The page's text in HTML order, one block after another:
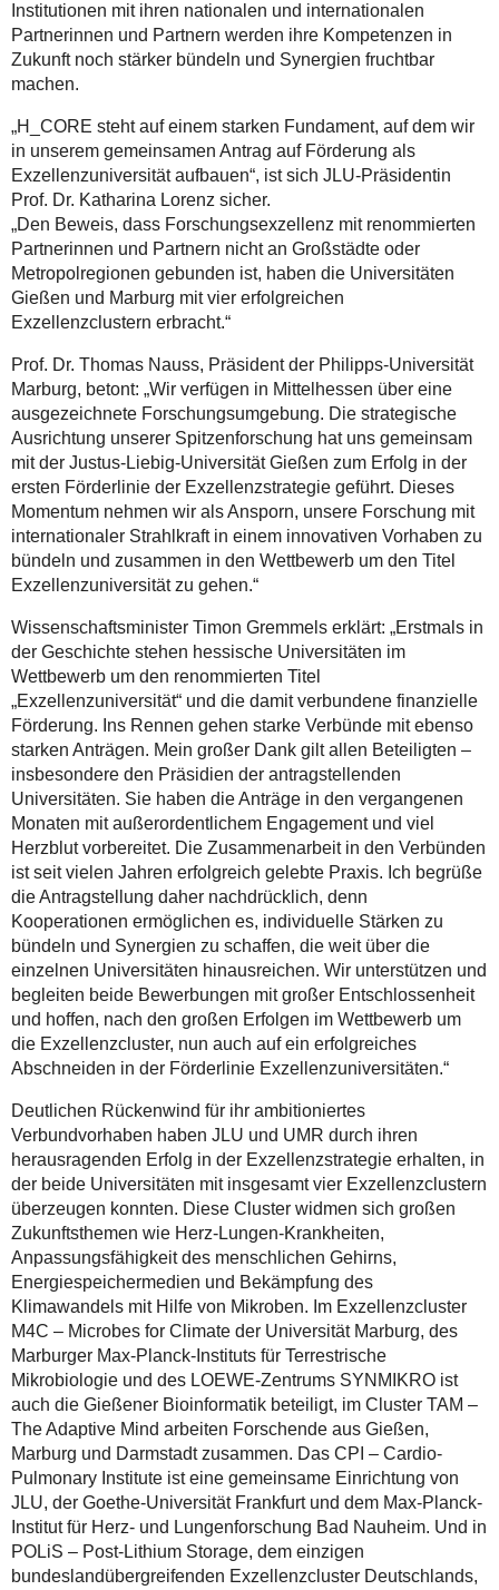
Institutionen mit ihren nationalen und internationalen
Partnerinnen und Partnern werden ihre Kompetenzen in
Zukunft noch stärker bündeln und Synergien fruchtbar
machen.
„H_CORE steht auf einem starken Fundament, auf dem wir
in unserem gemeinsamen Antrag auf Förderung als
Exzellenzuniversität aufbauen“, ist sich JLU-Präsidentin
Prof. Dr. Katharina Lorenz sicher.
„Den Beweis, dass Forschungsexzellenz mit renommierten
Partnerinnen und Partnern nicht an Großstädte oder
Metropolregionen gebunden ist, haben die Universitäten
Gießen und Marburg mit vier erfolgreichen
Exzellenzclustern erbracht.“
Prof. Dr. Thomas Nauss, Präsident der Philipps-Universität
Marburg, betont: „Wir verfügen in Mittelhessen über eine
ausgezeichnete Forschungsumgebung. Die strategische
Ausrichtung unserer Spitzenforschung hat uns gemeinsam
mit der Justus-Liebig-Universität Gießen zum Erfolg in der
ersten Förderlinie der Exzellenzstrategie geführt. Dieses
Momentum nehmen wir als Ansporn, unsere Forschung mit
internationaler Strahlkraft in einem innovativen Vorhaben zu
bündeln und zusammen in den Wettbewerb um den Titel
Exzellenzuniversität zu gehen.“
Wissenschaftsminister Timon Gremmels erklärt: „Erstmals in
der Geschichte stehen hessische Universitäten im
Wettbewerb um den renommierten Titel
„Exzellenzuniversität“ und die damit verbundene finanzielle
Förderung. Ins Rennen gehen starke Verbünde mit ebenso
starken Anträgen. Mein großer Dank gilt allen Beteiligten –
insbesondere den Präsidien der antragstellenden
Universitäten. Sie haben die Anträge in den vergangenen
Monaten mit außerordentlichem Engagement und viel
Herzblut vorbereitet. Die Zusammenarbeit in den Verbünden
ist seit vielen Jahren erfolgreich gelebte Praxis. Ich begrüße
die Antragstellung daher nachdrücklich, denn
Kooperationen ermöglichen es, individuelle Stärken zu
bündeln und Synergien zu schaffen, die weit über die
einzelnen Universitäten hinausreichen. Wir unterstützen und
begleiten beide Bewerbungen mit großer Entschlossenheit
und hoffen, nach den großen Erfolgen im Wettbewerb um
die Exzellenzcluster, nun auch auf ein erfolgreiches
Abschneiden in der Förderlinie Exzellenzuniversitäten.“
Deutlichen Rückenwind für ihr ambitioniertes
Verbundvorhaben haben JLU und UMR durch ihren
herausragenden Erfolg in der Exzellenzstrategie erhalten, in
der beide Universitäten mit insgesamt vier Exzellenzclustern
überzeugen konnten. Diese Cluster widmen sich großen
Zukunftsthemen wie Herz-Lungen-Krankheiten,
Anpassungsfähigkeit des menschlichen Gehirns,
Energiespeichermedien und Bekämpfung des
Klimawandels mit Hilfe von Mikroben. Im Exzellenzcluster
M4C – Microbes for Climate der Universität Marburg, des
Marburger Max-Planck-Instituts für Terrestrische
Mikrobiologie und des LOEWE-Zentrums SYNMIKRO ist
auch die Gießener Bioinformatik beteiligt, im Cluster TAM –
The Adaptive Mind arbeiten Forschende aus Gießen,
Marburg und Darmstadt zusammen. Das CPI – Cardio-
Pulmonary Institute ist eine gemeinsame Einrichtung von
JLU, der Goethe-Universität Frankfurt und dem Max-Planck-
Institut für Herz- und Lungenforschung Bad Nauheim. Und in
POLiS – Post-Lithium Storage, dem einzigen
bundeslandübergreifenden Exzellenzcluster Deutschlands,